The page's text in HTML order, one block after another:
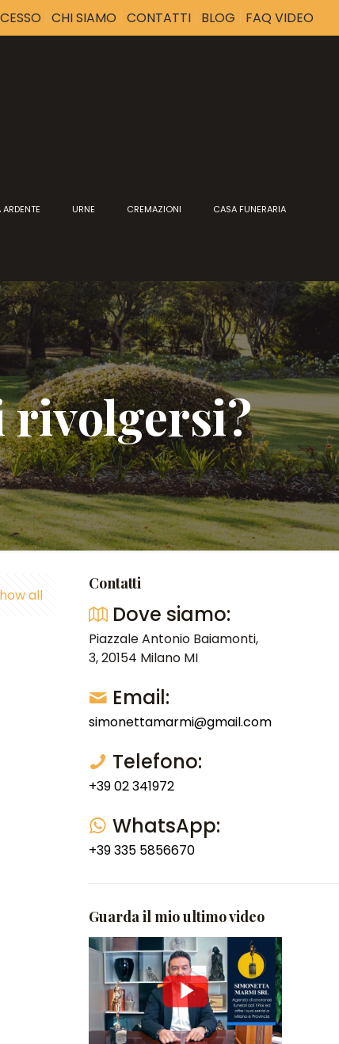
CHI SIAMO CONTATTI BLOG FAQ VIDEO
URNE CREMAZIONI CASA FUNERARIA
rivolgersi?
all
Contatti
Dove siamo:
Piazzale Antonio Baiamonti,
3, 20154 Milano MI
Email:
simonettamarmi@gmail.com
Telefono:
+39 02 341972
WhatsApp:
+39 335 5856670
Guarda il mio ultimo video